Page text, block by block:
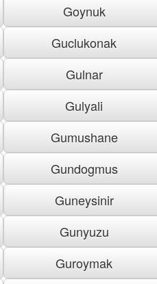
Goynuk
Guclukonak
Gulnar
Gulyali
Gumushane
Gundogmus
Guneysinir
Gunyuzu
Guroymak